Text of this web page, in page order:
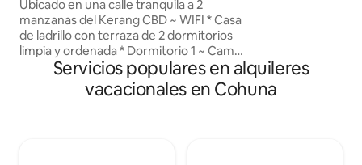
Ubicado en una calle tranquila a 2
manzanas del Kerang CBD ~ WIFI * Casa
de ladrillo con terraza de 2 dormitorios
limpia y ordenada * Dormitorio 1 ~ Cama
tamaño queen con ventilador de techo *
Dormitorio 2: 2 camas individuales con
ventilador de techo. Ambas
el sofá más
ver una película o
televisión. Pero si
Servicios populares en alquileres
vacacionales en Cohuna